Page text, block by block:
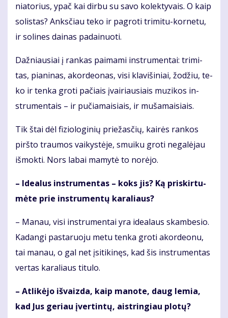
nia­to­rius, ypač kai dir­bu su sa­vo ko­lek­ty­vais. O kaip
so­lis­tas? Anks­čiau te­ko ir pa­gro­ti tri­mi­tu-kor­ne­tu,
ir so­li­nes dai­nas pa­dai­nuo­ti.
Daž­niau­siai į ran­kas pa­ima­mi in­stru­men­tai: tri­mi­
tas, pia­ni­nas, akor­de­o­nas, vi­si kla­vi­ši­niai, žo­džiu, te­
ko ir ten­ka gro­ti pa­čiais įvai­riau­siais mu­zi­kos in­
stru­men­tais – ir pu­čia­mai­siais, ir mu­ša­mai­siais.
Tik štai dėl fi­zio­lo­gi­nių prie­žas­čių, kai­rės ran­kos
pirš­to trau­mos vai­kys­tė­je, smui­ku gro­ti ne­ga­lė­jau
iš­mok­ti. Nors la­bai ma­my­tė to no­rė­jo.
– Ide­a­lus in­stru­men­tas – koks jis? Ką pri­skir­tu­
mė­te prie in­stru­men­tų ka­ra­liaus?
– Ma­nau, vi­si in­stru­men­tai yra ide­a­laus skam­be­sio.
Ka­dan­gi pas­ta­ruo­ju me­tu ten­ka gro­ti akor­de­o­nu,
tai ma­nau, o gal net įsi­ti­ki­nęs, kad šis in­stru­men­tas
ver­tas ka­ra­liaus ti­tu­lo.
– At­li­kė­jo iš­vaiz­da, kaip ma­no­te, daug le­mia,
kad Jus ge­riau įver­tin­tų, aist­rin­giau plo­tų?